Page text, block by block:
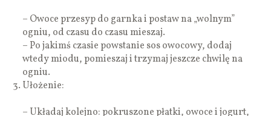
– Owoce przesyp do garnka i postaw na „wolnym”
ogniu, od czasu do czasu mieszaj.
– Po jakimś czasie powstanie sos owocowy, dodaj
wtedy miodu, pomieszaj i trzymaj jeszcze chwilę na
ogniu.
Ułożenie:
– Układaj kolejno: pokruszone płatki, owoce i jogurt,